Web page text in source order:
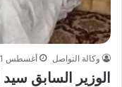
وكالة التواصل أغسطس 21, 2024
الوزير السابق